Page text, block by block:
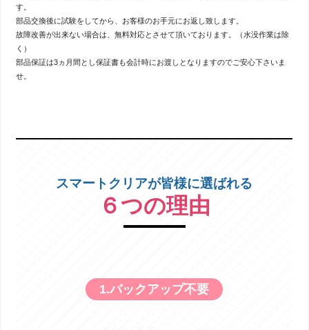
iPhoneSE3のバッテリー交換承りま
投稿: 2026-07-30
投稿: 2026-07-29
こんにちは！スマートクリア新札幌サンピアザ
店です！ 今回はiPhone12の画面交換修理のご
ハンマーでも割れないガラスフィルム
は本当に画面を守る？スマートクリア
す。
部品交換後に試験をしてから、お客様のお手元にお返し致します。
故障改善が出来ない場合は、無料対応とさせて頂いております。（水没作業は除
く）
部品保証は3ヵ月間とし保証書も会計時にお渡しとなりますのでご安心下さいま
せ。
スマートクリアが皆様に選ばれる
６つの理由
1.バックアップ不要